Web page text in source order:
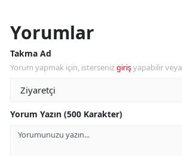
Yorumlar
Takma Ad
Yorum yapmak için, istersenizgirişyapabilir veya
Yorum Yazın (500 Karakter)